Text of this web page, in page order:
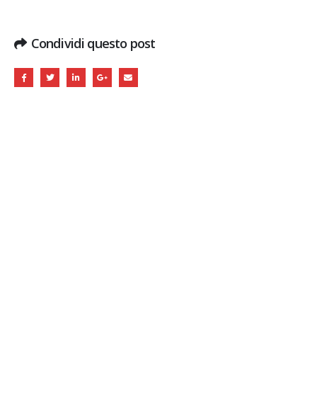
Condividi questo post